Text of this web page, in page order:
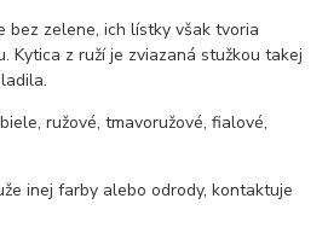
bez zelene, ich lístky však tvoria
Kytica z ruží je zviazaná stužkou takej
ružové, tmavoružové, fialové,
inej farby alebo odrody, kontaktuje